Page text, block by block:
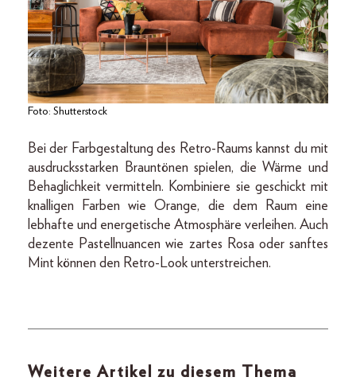
Foto: Shutterstock
Bei der Farbgestaltung des Retro-Raums kannst du mit
ausdrucksstarken Brauntönen spielen, die Wärme und
Behaglichkeit vermitteln. Kombiniere sie geschickt mit
knalligen Farben wie Orange, die dem Raum eine
lebhafte und energetische Atmosphäre verleihen. Auch
dezente Pastellnuancen wie zartes Rosa oder sanftes
Mint können den Retro-Look unterstreichen.
Weitere Artikel zu diesem Thema